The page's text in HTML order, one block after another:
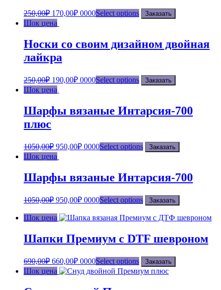
250,00₽ 170,00₽ 0000Select options Заказать
Шок цена
Носки со своим дизайном двойная
лайкра
250,00₽ 190,00₽ 0000Select options Заказать
Шок цена
Шарфы вязаные Интарсия-700
плюс
1050,00₽ 950,00₽ 0000Select options Заказать
Шок цена
Шарфы вязаные Интарсия-700
1050,00₽ 950,00₽ 0000Select options Заказать
Шок цена
Шапки Премиум с DTF шевроном
690,00₽ 660,00₽ 0000Select options Заказать
Шок цена